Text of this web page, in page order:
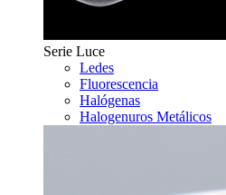
Serie Luce
Ledes
Fluorescencia
Halógenas
Halogenuros Metálicos